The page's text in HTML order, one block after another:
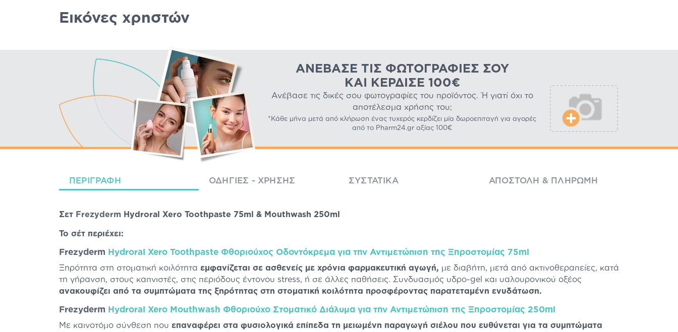
Εικόνες χρηστών
ΑΝΈΒΑΣΕ ΤΙΣ ΦΩΤΟΓΡΑΦΊΕΣ ΣΟΥ
ΚΑΙ ΚΈΡΔΙΣΕ 100€
Ανέβασε τις δικές σου φωτογραφίες του προϊόντος. Ή γιατί όχι το
αποτέλεσμα χρήσης του;
*Κάθε μήνα μετά από κλήρωση ένας τυχερός κερδίζει μία δωροεπιταγή για αγορές
από το Pharm24.gr αξίας 100€
ΠΕΡΙΓΡΑΦΉ ΟΔΗΓΊΕΣ - ΧΡΉΣΗΣ ΣΥΣΤΑΤΙΚΆ ΑΠΟΣΤΟΛΉ & ΠΛΗΡΩΜΉ
Σετ Frezyderm Hydroral Xero Toothpaste 75ml & Mouthwash 250ml
Το σέτ περιέχει:
Frezyderm Hydroral Xero Toothpaste Φθοριούχος Οδοντόκρεμα για την Αντιμετώπιση της Ξηροστομίας 75ml
Ξηρότητα στη στοματική κοιλότητα εμφανίζεται σε ασθενείς με χρόνια φαρμακευτική αγωγή, με διαβήτη, μετά από ακτινοθεραπείες, κατά
τη γήρανση, στους καπνιστές, στις περιόδους έντονου stress, ή σε άλλες παθήσεις. Συνδυασμός υδρο-gel και υαλουρονικού οξέος
ανακουφίζει από τα συμπτώματα της ξηρότητας στη στοματική κοιλότητα προσφέροντας παρατεταμένη ενυδάτωση.
Frezyderm Hydroral Xero Mouthwash Φθοριούχο Στοματικό Διάλυμα για την Αντιμετώπιση της Ξηροστομίας 250ml
Με καινοτόμο σύνθεση που επαναφέρει στα φυσιολογικά επίπεδα τη μειωμένη παραγωγή σιέλου που ευθύνεται για τα συμπτώματα